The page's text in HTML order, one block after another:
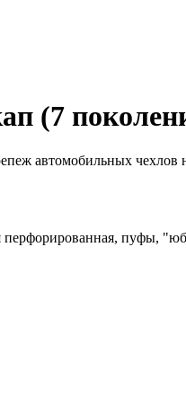
(7
автомобильных чехлов
пуфы,